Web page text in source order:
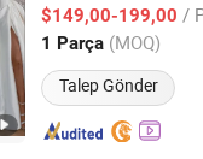
$149,00-199,00 /
1 Parça (MOQ)
Talep Gönder
Fiyat 2013